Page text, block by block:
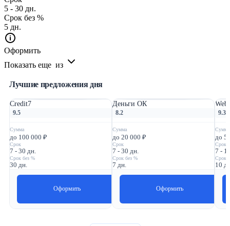
5 - 30 дн.
Срок без %
5 дн.
Оформить
Показать еще из
Лучшие предложения дня
Credit7
9.5
Сумма
до 100 000 ₽
Срок
7 - 30 дн.
Срок без %
30 дн.
Оформить
Деньги ОК
8.2
Сумма
до 20 000 ₽
Срок
7 - 30 дн.
Срок без %
7 дн.
Оформить
9.3
Сумма
до 5
Срок
7 -
Срок
10